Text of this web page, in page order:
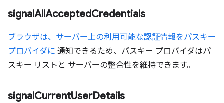
signalAllAcceptedCredentials
ブラウザは、サーバー上の利用可能な認証情報をパスキー
プロバイダに 通知できるため、パスキー プロバイダはパ
スキー リストと サーバーの整合性を維持できます。
signalCurrentUserDetails